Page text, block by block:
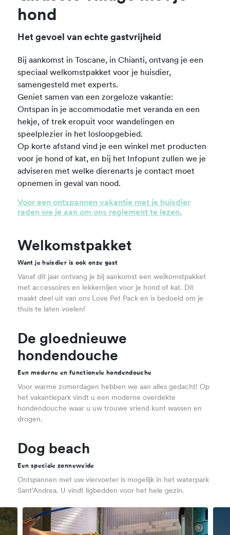
hond
Het gevoel van echte gastvrijheid
Bij aankomst in Toscane, in Chianti, ontvang je een
speciaal welkomstpakket voor je huisdier,
samengesteld met experts.
Geniet samen van een zorgeloze vakantie:
Ontspan in je accommodatie met veranda en een
hekje, of trek eropuit voor wandelingen en
speelplezier in het losloopgebied.
Op korte afstand vind je een winkel met producten
voor je hond of kat, en bij het Infopunt zullen we je
adviseren met welke dierenarts je contact moet
opnemen in geval van nood.
Voor een ontspannen vakantie met je huisdier
raden we je aan om ons reglement te lezen.
Welkomstpakket
Want je huisdier is ook onze gast
Vanaf dit jaar ontvang je bij aankomst een welkomstpakket
met accessoires en lekkernijen voor je hond of kat. Dit
maakt deel uit van ons Love Pet Pack en is bedoeld om je
thuis te laten voelen!
De gloednieuwe
hondendouche
Een moderne en functionele hondendouche
Voor warme zomerdagen hebben we aan alles gedacht! Op
het vakantiepark vindt u een moderne overdekte
hondendouche waar u uw trouwe vriend kunt wassen en
drogen.
Dog beach
Een speciale zonneweide
Ontspannen met uw viervoeter is mogelijk in het waterpark
Sant’Andrea. U vindt ligbedden voor het hele gezin.